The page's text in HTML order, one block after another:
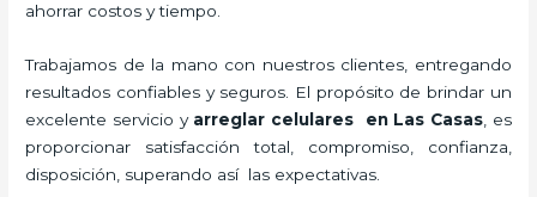
ahorrar costos y tiempo.
Trabajamos de la mano con nuestros clientes, entregando
resultados confiables y seguros. El propósito de brindar un
excelente servicio y arreglar celulares en Las Casas , es
proporcionar satisfacción total, compromiso, confianza,
disposición, superando así las expectativas.